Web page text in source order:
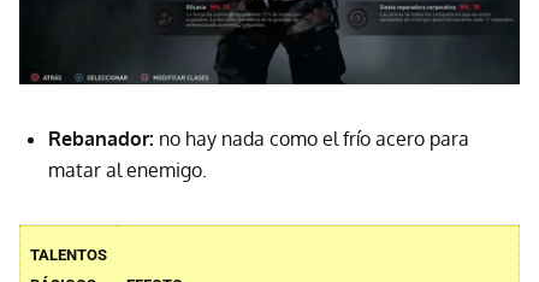
Rebanador: no hay nada como el frío acero para
matar al enemigo.
TALENTOS